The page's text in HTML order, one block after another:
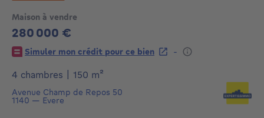
Maison à vendre
280 000 €
280000€
Simuler mon crédit pour ce bien
-
4 chambres
150 m²
Avenue Champ de Repos 50
1140 — Evere